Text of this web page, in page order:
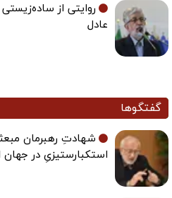
روایتی از
عادل
گفتگوها
شهادتِ رهبرمان
استکبارستیزیِ در